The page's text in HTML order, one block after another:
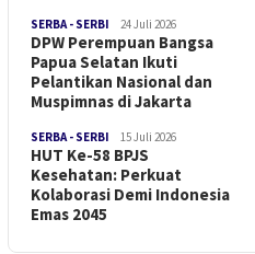
SERBA - SERBI 24 Juli 2026
DPW Perempuan Bangsa
Papua Selatan Ikuti
Pelantikan Nasional dan
Muspimnas di Jakarta
SERBA - SERBI 15 Juli 2026
HUT Ke-58 BPJS
Kesehatan: Perkuat
Kolaborasi Demi Indonesia
Emas 2045